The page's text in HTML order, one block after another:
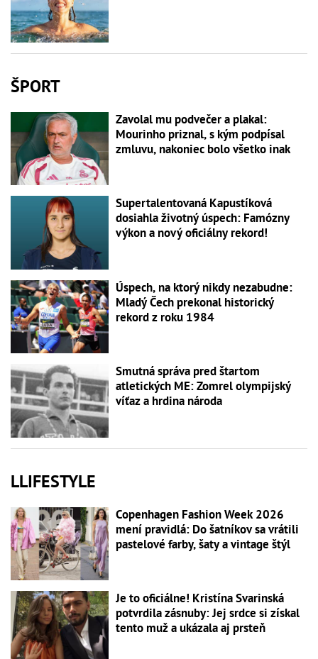
ŠPORT
Zavolal mu podvečer a plakal:
Mourinho priznal, s kým podpísal
zmluvu, nakoniec bolo všetko inak
Supertalentovaná Kapustíková
dosiahla životný úspech: Famózny
výkon a nový oficiálny rekord!
Úspech, na ktorý nikdy nezabudne:
Mladý Čech prekonal historický
rekord z roku 1984
Smutná správa pred štartom
atletických ME: Zomrel olympijský
víťaz a hrdina národa
LLIFESTYLE
Copenhagen Fashion Week 2026
mení pravidlá: Do šatníkov sa vrátili
pastelové farby, šaty a vintage štýl
Je to oficiálne! Kristína Svarinská
potvrdila zásnuby: Jej srdce si získal
tento muž a ukázala aj prsteň